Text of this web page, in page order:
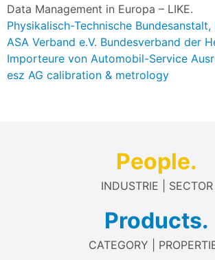
Data Management in Europa – LIKE.
Physikalisch-Technische Bundesanstalt,
ASA Verband e.V. Bundesverband der
Importeure von Automobil-Service
esz AG calibration & metrology
People.
INDUSTRIE | SECTOR
Products.
CATEGORY |